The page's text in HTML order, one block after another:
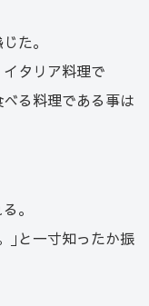
た。
タリア料理で
る料理である事は
。
｣と一寸知ったか振